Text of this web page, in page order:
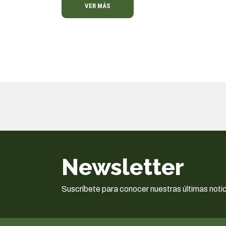
VER MÁS
Newsletter
Suscríbete para conocer nuestras últimas